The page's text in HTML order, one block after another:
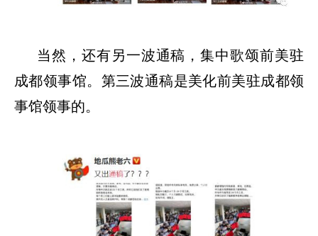
当然，还有另一波通稿，集中歌颂前美驻
成都领事馆。第三波通稿是美化前美驻成都领
事馆领事的。